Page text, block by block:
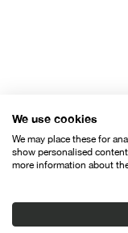
We use cookies
We may place these for
show personalised
more information about